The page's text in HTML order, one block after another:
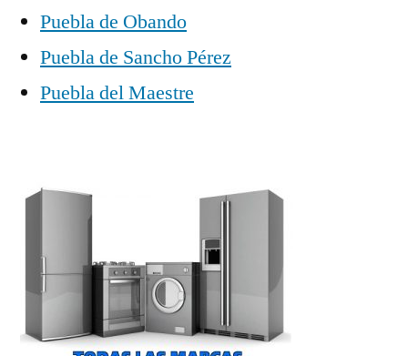
Puebla de Obando
Puebla de Sancho Pérez
Puebla del Maestre